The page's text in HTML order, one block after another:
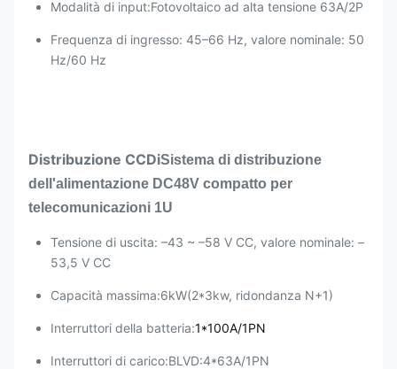
Modalità di input:Fotovoltaico ad alta tensione 63A/2P
Frequenza di ingresso: 45–66 Hz, valore nominale: 50
Hz/60 Hz
Distribuzione CCDiSistema di distribuzione
dell'alimentazione DC48V compatto per
telecomunicazioni 1U
Tensione di uscita: –43 ~ –58 V CC, valore nominale: –
53,5 V CC
Capacità massima:6kW(2*3kw, ridondanza N+1)
Interruttori della batteria:1*100A/1PN
Interruttori di carico:BLVD:4*63A/1PN